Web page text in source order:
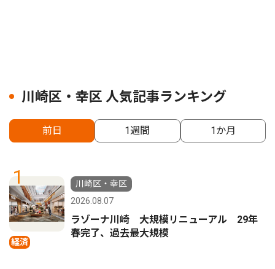
川崎区・幸区 人気記事ランキング
前日 1週間 1か月
1
経済
川崎区・幸区
2026.08.07
ラゾーナ川崎 大規模リニューアル 29年
春完了、過去最大規模